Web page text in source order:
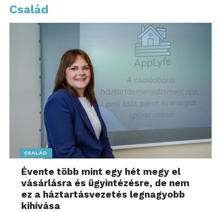
Család
CSALÁD
Évente több mint egy hét megy el
vásárlásra és ügyintézésre, de nem
ez a háztartásvezetés legnagyobb
kihívása